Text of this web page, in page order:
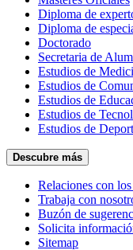
Diploma de
Diploma de
Doctorado
Secretaria de
Estudios de
Estudios de
Estudios de
Estudios de
Estudios de
Descubre más
Relaciones con
Trabaja con
Buzón de
Solicita
Sitemap